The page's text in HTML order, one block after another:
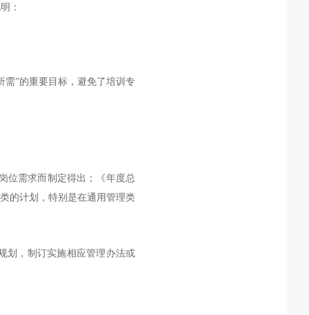
：
需”的重要目标，避免了培训专
位需求而制定得出；《年度总
的计划，特别是在通用管理类
划，制订实施相应管理办法或